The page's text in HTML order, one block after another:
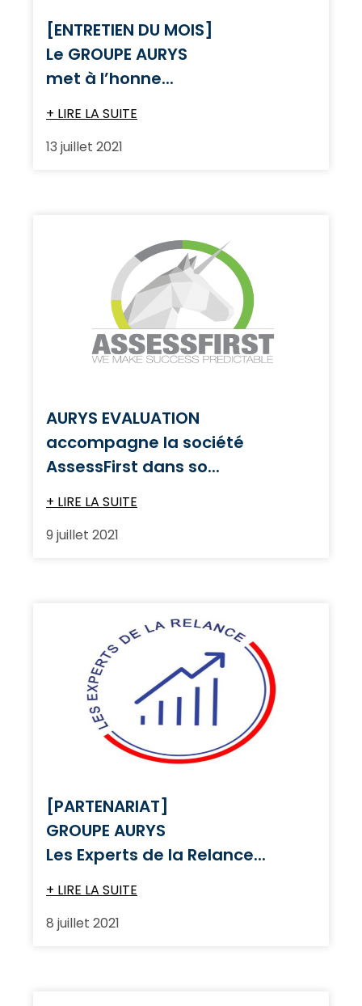
[ENTRETIEN DU MOIS]
Le GROUPE AURYS
met à l’honne...
+ LIRE LA SUITE
13 juillet 2021
AURYS EVALUATION
accompagne la société
AssessFirst dans so...
+ LIRE LA SUITE
9 juillet 2021
[PARTENARIAT]
GROUPE AURYS
Les Experts de la Relance...
+ LIRE LA SUITE
8 juillet 2021